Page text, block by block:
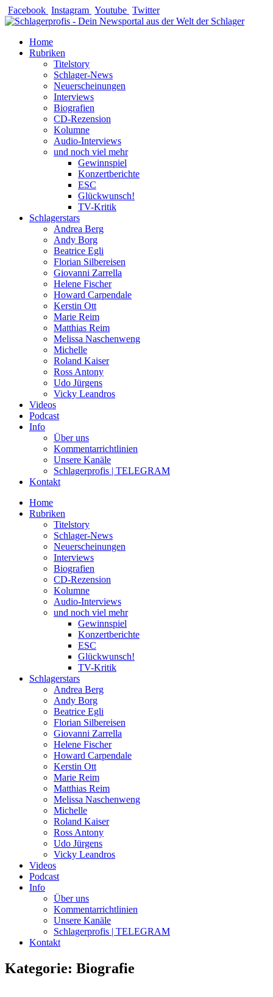
Zum
Inhalt
Facebook Instagram Youtube Twitter
Home
Rubriken
Titelstory
Schlager-News
Neuerscheinungen
Interviews
Biografien
CD-Rezension
Kolumne
Audio-Interviews
und noch viel mehr
Gewinnspiel
Konzertberichte
ESC
Glückwunsch!
TV-Kritik
Schlagerstars
Andrea Berg
Andy Borg
Beatrice Egli
Florian Silbereisen
Giovanni Zarrella
Helene Fischer
Howard Carpendale
Kerstin Ott
Marie Reim
Matthias Reim
Melissa Naschenweng
Michelle
Roland Kaiser
Ross Antony
Udo Jürgens
Vicky Leandros
Videos
Podcast
Info
Über uns
Kommentarrichtlinien
Unsere Kanäle
Schlagerprofis | TELEGRAM
Kontakt
Home
Rubriken
Titelstory
Schlager-News
Neuerscheinungen
Interviews
Biografien
CD-Rezension
Kolumne
Audio-Interviews
und noch viel mehr
Gewinnspiel
Konzertberichte
ESC
Glückwunsch!
TV-Kritik
Schlagerstars
Andrea Berg
Andy Borg
Beatrice Egli
Florian Silbereisen
Giovanni Zarrella
Helene Fischer
Howard Carpendale
Kerstin Ott
Marie Reim
Matthias Reim
Melissa Naschenweng
Michelle
Roland Kaiser
Ross Antony
Udo Jürgens
Vicky Leandros
Videos
Podcast
Info
Über uns
Kommentarrichtlinien
Unsere Kanäle
Schlagerprofis | TELEGRAM
Kontakt
Kategorie: Biografie